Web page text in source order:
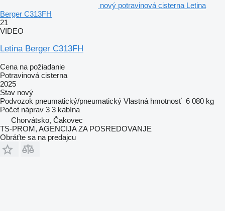
nový potravinová cisterna Letina
Berger C313FH
21
VIDEO
Letina Berger C313FH
Cena na požiadanie
Potravinová cisterna
2025
Stav nový
Podvozok pneumatický/pneumatický Vlastná hmotnosť 6 080 kg
Počet náprav 3 3 kabína
Chorvátsko, Čakovec
TS-PROM, AGENCIJA ZA POSREDOVANJE
Obráťte sa na predajcu